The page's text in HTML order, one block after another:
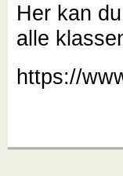
Her kan
alle
https://